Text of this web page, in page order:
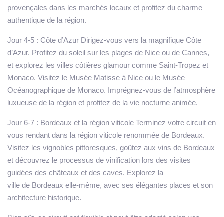
provençales dans les marchés locaux et profitez du charme
authentique de la région.
Jour 4-5 : Côte d’Azur Dirigez-vous vers la magnifique Côte
d’Azur. Profitez du soleil sur les plages de Nice ou de Cannes,
et explorez les villes côtières glamour comme Saint-Tropez et
Monaco. Visitez le Musée Matisse à Nice ou le Musée
Océanographique de Monaco. Imprégnez-vous de l’atmosphère
luxueuse de la région et profitez de la vie nocturne animée.
Jour 6-7 : Bordeaux et la région viticole Terminez votre circuit en
vous rendant dans la région viticole renommée de Bordeaux.
Visitez les vignobles pittoresques, goûtez aux vins de Bordeaux
et découvrez le processus de vinification lors des visites
guidées des châteaux et des caves. Explorez la
ville de Bordeaux elle-même, avec ses élégantes places et son
architecture historique.